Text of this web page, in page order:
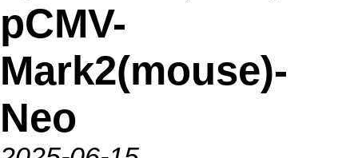
pCMV-
Mark2(mouse)-
Neo